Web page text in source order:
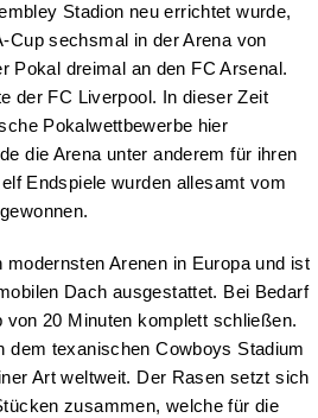
Stadion neu errichtet wurde,
Cup sechsmal in der Arena von
Pokal dreimal an den FC Arsenal.
der FC Liverpool. In dieser Zeit
Pokalwettbewerbe hier
die Arena unter anderem für ihren
Endspiele wurden allesamt vom
Arenen in Europa und ist
Dach ausgestattet. Bei Bedarf
20 Minuten komplett schließen.
dem texanischen Cowboys Stadium
Art weltweit. Der Rasen setzt sich
zusammen, welche für die